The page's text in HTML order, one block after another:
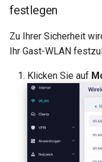
GL-AP1300 (Cirrus)
GL-E750/GL-E750V2
(Mudi/Mudi V2)
GL-X750 (Spitz)
GL-XE300 (Puli)
leiten
OpenVPN-Server-
aktualisieren
AdGuard Home DNS
vorbeileiten
festlegen
Zu Ihrer Sicherheit
Ihr Gast-WLAN
Klicken Sie auf